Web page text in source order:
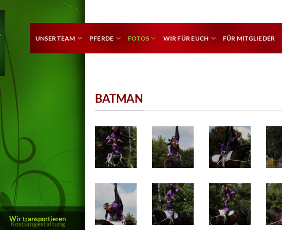
UNSER TEAM PFERDE FOTOS WIR FÜR EUCH FÜR MITGLIEDER
BATMAN
Kostümgestaltung
Wir transportieren